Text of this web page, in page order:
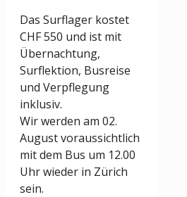
Das Surflager kostet
CHF 550 und ist mit
Übernachtung,
Surflektion, Busreise
und Verpflegung
inklusiv.
Wir werden am 02.
August voraussichtlich
mit dem Bus um 12.00
Uhr wieder in Zürich
sein.